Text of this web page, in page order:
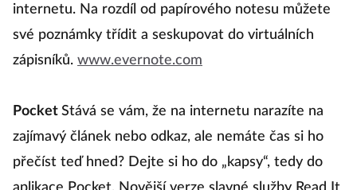
internetu. Na rozdíl od papírového notesu můžete
své poznámky třídit a seskupovat do virtuálních
zápisníků. www.evernote.com
Pocket Stává se vám, že na internetu narazíte na
zajímavý článek nebo odkaz, ale nemáte čas si ho
přečíst teď hned? Dejte si ho do „kapsy“, tedy do